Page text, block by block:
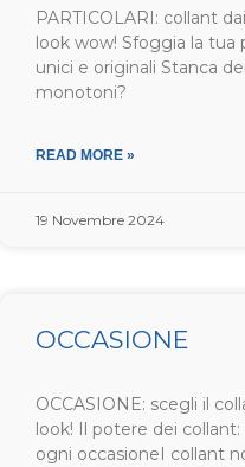
PARTICOLARI: collant
look wow! Sfoggia la tua
unici e originali Stanca
monotoni?
READ MORE »
19 Novembre 2024
OCCASIONE
OCCASIONE: scegli il
look! Il potere dei
ogni occasioneI collant